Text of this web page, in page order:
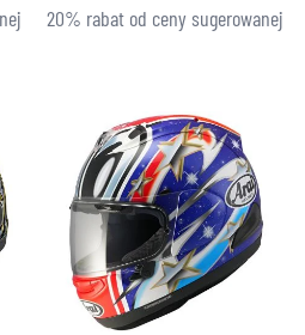
20% rabat od ceny sugerowanej